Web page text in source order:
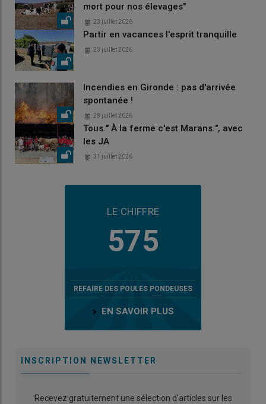
mort pour nos élevages"
23 juillet 2026
Partir en vacances l'esprit tranquille
23 juillet 2026
Incendies en Gironde : pas d'arrivée
spontanée !
28 juillet 2026
Tous " À la ferme c'est Marans ", avec
les JA
31 juillet 2026
LE CHIFFRE
575
REFAIRE DES POULES PONDEUSES
EN SAVOIR PLUS
INSCRIPTION NEWSLETTER
Recevez gratuitement une sélection d’articles sur les